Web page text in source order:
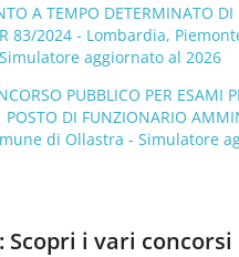
A TEMPO DETERMINATO
83/2024 - Lombardia,
Simulatore aggiornato al 2026
PUBBLICO PER ESAMI
DI FUNZIONARIO
di Ollastra - Simulatore
Scopri i vari